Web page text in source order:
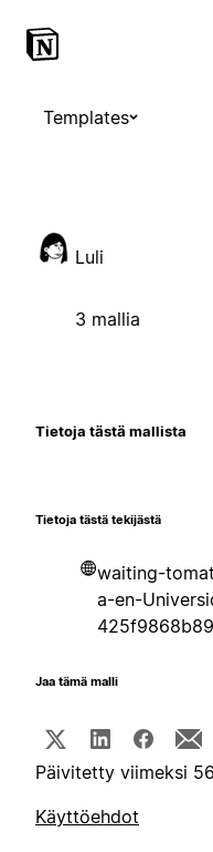
Templates
Luli
3 mallia
Tietoja tästä mallista
Tietoja tästä tekijästä
waiting-
a-en-
Jaa tämä malli
Päivitetty viimeksi
Käyttöehdot